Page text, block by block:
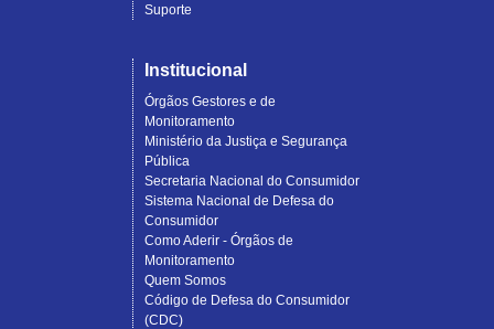
Suporte
Institucional
Órgãos Gestores e de
Monitoramento
Ministério da Justiça e Segurança
Pública
Secretaria Nacional do Consumidor
Sistema Nacional de Defesa do
Consumidor
Como Aderir - Órgãos de
Monitoramento
Quem Somos
Código de Defesa do Consumidor
(CDC)